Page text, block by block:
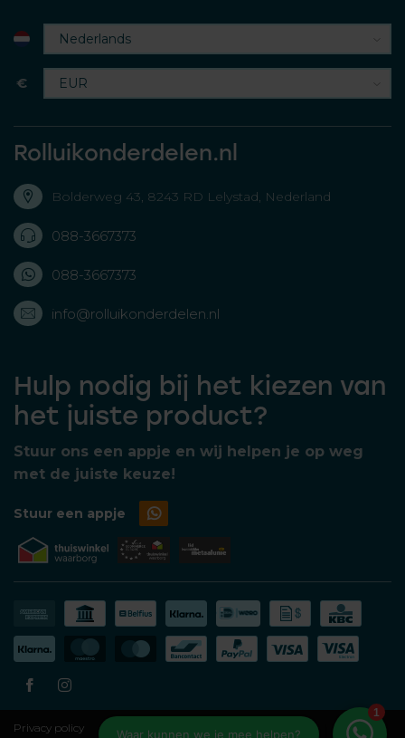
€
Rolluikonderdelen.nl
Bolderweg 43, 8243 RD Lelystad, Nederland
088-3667373
088-3667373
info@rolluikonderdelen.nl
Hulp nodig bij het kiezen van
het juiste product?
Stuur ons een appje en wij helpen je op weg
met de juiste keuze!
Stuur een appje
Privacy policy